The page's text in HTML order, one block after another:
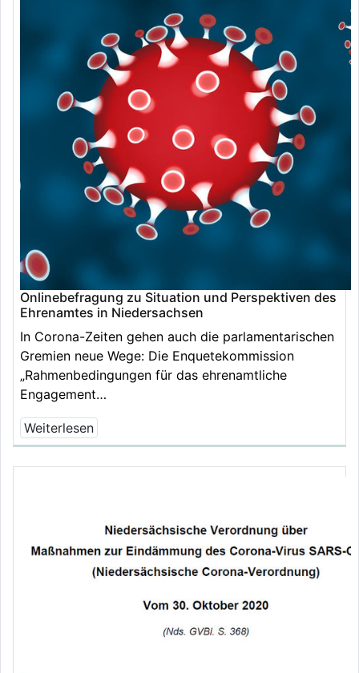
Onlinebefragung zu Situation und Perspektiven des
Ehrenamtes in Niedersachsen
In Corona-Zeiten gehen auch die parlamentarischen
Gremien neue Wege: Die Enquetekommission
„Rahmenbedingungen für das ehrenamtliche
Engagement…
Weiterlesen